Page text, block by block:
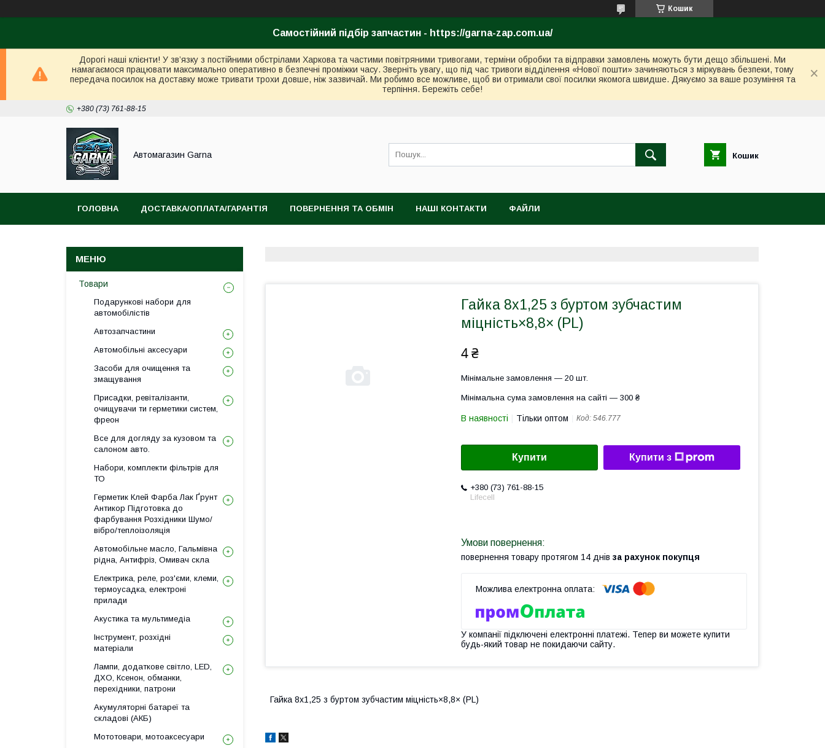
Кошик
Самостійний підбір запчастин - https://garna-zap.com.ua/
Дорогі наші клієнти! У зв’язку з постійними обстрілами Харкова та частими повітряними тривогами, терміни обробки та відправки замовлень можуть бути дещо збільшені. Ми
намагаємося працювати максимально оперативно в безпечні проміжки часу. Зверніть увагу, що під час тривоги відділення «Нової пошти» зачиняються з міркувань безпеки, тому
передача посилок на доставку може тривати трохи довше, ніж зазвичай. Ми робимо все можливе, щоб ви отримали свої посилки якомога швидше. Дякуємо за ваше розуміння та
терпіння. Бережіть себе!
+380 (73) 761-88-15
Автомагазин Garna Кошик
ГОЛОВНА ДОСТАВКА/ОПЛАТА/ГАРАНТІЯ ПОВЕРНЕННЯ ТА ОБМІН НАШІ КОНТАКТИ ФАЙЛИ
Гайка 8х1,25 з буртом зубчастим
міцність×8,8× (PL)
4 ₴
Мінімальне замовлення — 20 шт.
Мінімальна сума замовлення на сайті — 300 ₴
В наявності Тільки оптом Код: 546.777
Купити Купити з
+380 (73) 761-88-15
Lifecell
повернення товару протягом 14 днів за рахунок покупця
У компанії підключені електронні платежі. Тепер ви можете купити
будь-який товар не покидаючи сайту.
Гайка 8х1,25 з буртом зубчастим міцність×8,8× (PL)
Товари
Подарункові набори для
автомобілістів
Автозапчастини
Автомобільні аксесуари
Засоби для очищення та
змащування
Присадки, ревіталізанти,
очищувачи ти герметики систем,
фреон
Все для догляду за кузовом та
салоном авто.
Набори, комплекти фільтрів для
ТО
Герметик Клей Фарба Лак Ґрунт
Антикор Підготовка до
фарбування Розхідники Шумо/
вібро/теплоізоляція
Автомобільне масло, Гальмівна
рідна, Антифріз, Омивач скла
Електрика, реле, роз'єми, клеми,
термоусадка, електроні
прилади
Акустика та мультимедіа
Інструмент, розхідні
матеріали
Лампи, додаткове світло, LED,
ДХО, Ксенон, обманки,
перехідники, патрони
Акумуляторні батареї та
складові (АКБ)
Мототовари, мотоаксесуари